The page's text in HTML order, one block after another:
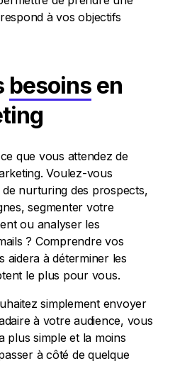
à vos objectifs
besoins en
que vous attendez de
Voulez-vous
nurturing des prospects,
segmenter votre
ou analyser les
? Comprendre vos
aidera à déterminer les
le plus pour vous.
simplement envoyer
à votre audience, vous
plus simple et la moins
à côté de quelque